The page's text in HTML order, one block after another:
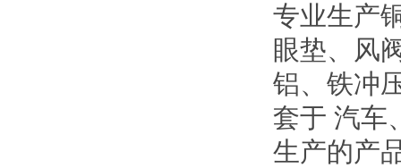
专业生产
眼垫、风
铝、铁冲
套于 汽车
生产的产